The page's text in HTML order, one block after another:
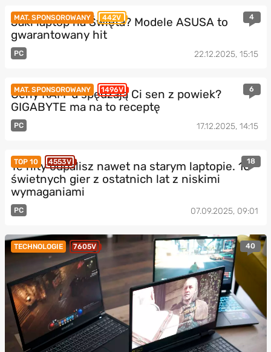
MAT. SPONSOROWANY 442V 4
Jaki laptop na Święta? Modele ASUSA to
gwarantowany hit
PC 22.12.2025, 15:15
MAT. SPONSOROWANY 1496V 6
Ceny RAM-u spędzają Ci sen z powiek?
GIGABYTE ma na to receptę
PC 17.12.2025, 14:15
TOP 10 4553V 18
Te hity odpalisz nawet na starym laptopie. 10
świetnych gier z ostatnich lat z niskimi
wymaganiami
PC 07.09.2025, 09:01
TECHNOLOGIE 7605V 40